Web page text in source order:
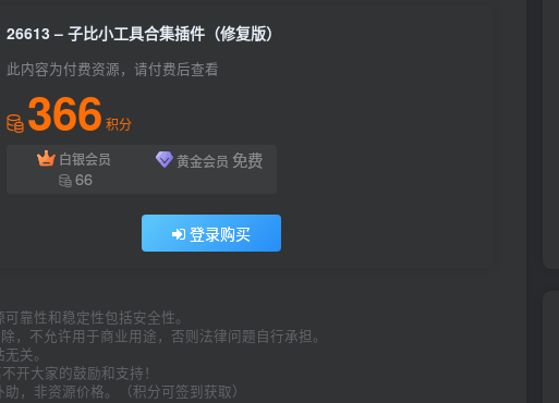
26613 – 子比小工具合集插件（修复版）
此内容为付费资源，请付费后查看
366 积分
白银会员
66
黄金会员 免费
登录购买
靠性和稳定性包括安全性。
不允许用于商业用途，否则法律问题自行承担。
关。
开大家的鼓励和支持！
，非资源价格。（积分可签到获取）